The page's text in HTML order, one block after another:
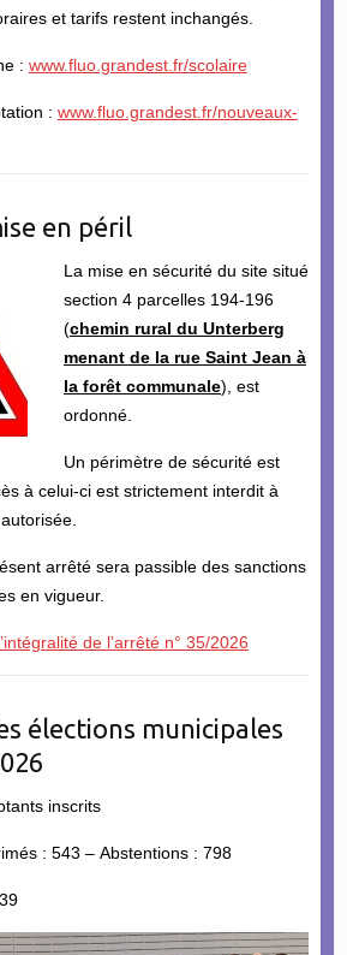
et tarifs restent inchangés.
: www.fluo.grandest.fr/scolaire
: www.fluo.grandest.fr/nouveaux-
en péril
La mise en sécurité du site situé
section 4 parcelles 194-196
(chemin rural du Unterberg
menant de la rue Saint Jean à
la forêt communale), est
ordonné.
Un périmètre de sécurité est
à celui-ci est strictement interdit à
arrêté sera passible des sanctions
en vigueur.
de l’arrêté n° 35/2026
élections municipales
inscrits
: 543 – Abstentions : 798